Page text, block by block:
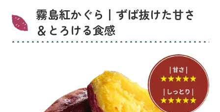
霧島紅かぐら丨ずば抜けた甘さ
＆とろける食感